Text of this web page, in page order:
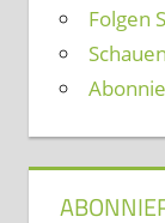
Folgen